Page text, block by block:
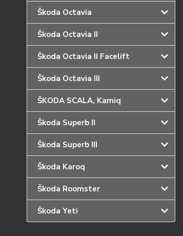
Škoda Octavia
Škoda Octavia II
Škoda Octavia II Facelift
Škoda Octavia III
ŠKODA SCALA, Kamiq
Škoda Superb II
Škoda Superb III
Škoda Karoq
Škoda Roomster
Škoda Yeti